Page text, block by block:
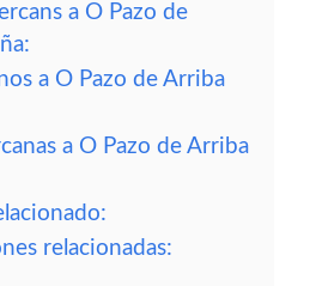
a O Pazo de
a O Pazo de Arriba
a O Pazo de Arriba
relacionadas: